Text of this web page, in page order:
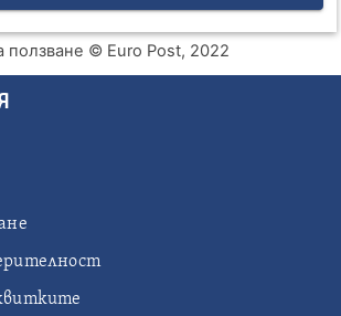
ползване © Euro Post, 2022